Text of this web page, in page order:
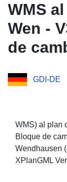
WMS
Wen -
de
Lehr
GDI-DE
WMS) al plan
Bloque de
Wendhausen
XPlanGML